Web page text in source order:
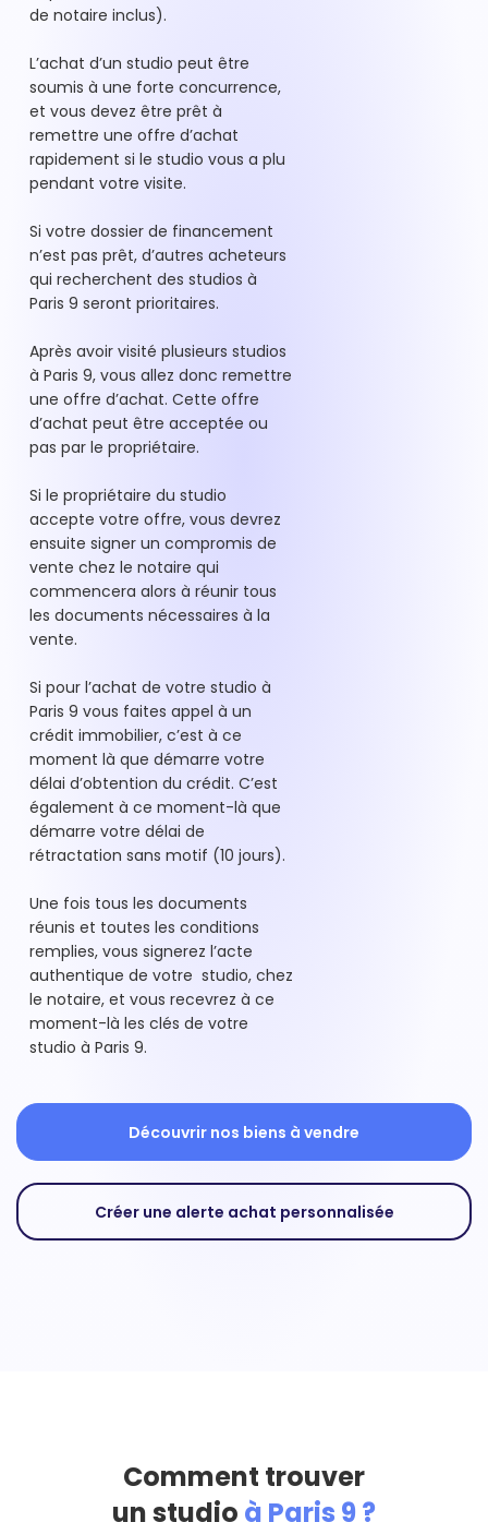
de notaire inclus).
L’achat d’un studio peut être
soumis à une forte concurrence,
et vous devez être prêt à
remettre une offre d’achat
rapidement si le studio vous a plu
pendant votre visite.
Si votre dossier de financement
n’est pas prêt, d’autres acheteurs
qui recherchent des studios à
Paris 9 seront prioritaires.
Après avoir visité plusieurs studios
à Paris 9, vous allez donc remettre
une offre d’achat. Cette offre
d’achat peut être acceptée ou
pas par le propriétaire.
Si le propriétaire du studio
accepte votre offre, vous devrez
ensuite signer un compromis de
vente chez le notaire qui
commencera alors à réunir tous
les documents nécessaires à la
vente.
Si pour l’achat de votre studio à
Paris 9 vous faites appel à un
crédit immobilier, c’est à ce
moment là que démarre votre
délai d’obtention du crédit. C’est
également à ce moment-là que
démarre votre délai de
rétractation sans motif (10 jours).
Une fois tous les documents
réunis et toutes les conditions
remplies, vous signerez l’acte
authentique de votre studio, chez
le notaire, et vous recevrez à ce
moment-là les clés de votre
studio à Paris 9.
Découvrir nos biens à vendre
Créer une alerte achat personnalisée
Comment trouver
un studio à Paris 9 ?